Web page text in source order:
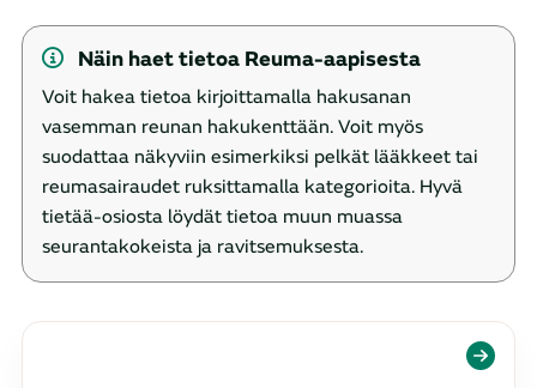
Näin haet tietoa Reuma-aapisesta
Voit hakea tietoa kirjoittamalla hakusanan
vasemman reunan hakukenttään. Voit myös
suodattaa näkyviin esimerkiksi pelkät lääkkeet tai
reumasairaudet ruksittamalla kategorioita. Hyvä
tietää-osiosta löydät tietoa muun muassa
seurantakokeista ja ravitsemuksesta.
Tulokset päivitetty. Tuloksia: 139